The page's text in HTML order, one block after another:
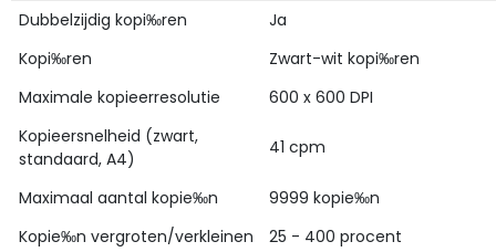
Dubbelzijdig kopi‰ren
Ja
Kopi‰ren
Zwart-wit kopi‰ren
Maximale kopieerresolutie
600 x 600 DPI
Kopieersnelheid (zwart,
standaard, A4)
41 cpm
Maximaal aantal kopie‰n
9999 kopie‰n
Kopie‰n vergroten/verkleinen
25 - 400 procent